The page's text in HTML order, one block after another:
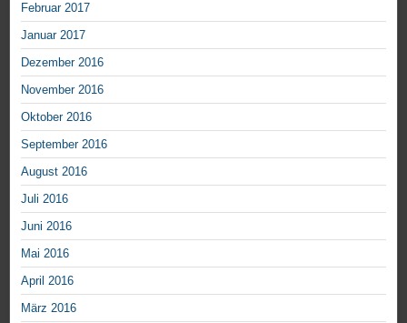
Februar 2017
Januar 2017
Dezember 2016
November 2016
Oktober 2016
September 2016
August 2016
Juli 2016
Juni 2016
Mai 2016
April 2016
März 2016